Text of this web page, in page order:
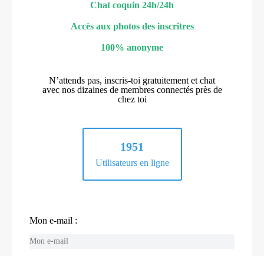
Chat coquin 24h/24h
Accès aux photos des inscritres
100% anonyme
N’attends pas, inscris-toi gratuitement et chat
avec nos dizaines de membres connectés près de
chez toi
1951
Utilisateurs en ligne
Mon e-mail :